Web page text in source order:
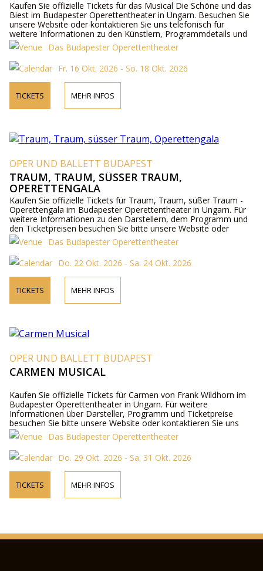
Kaufen Sie offizielle Tickets für das Musical Die Schöne und das
Biest im Budapester Operettentheater in Ungarn. Besuchen Sie
unsere Website oder kontaktieren Sie uns telefonisch für
weitere Informationen zu den Künstlern, Programmdetails und
Ticketpreisen.Das Budapester Operettentheater
Fr. 16 Okt. 2026 - So. 18 Okt. 2026
TICKETS MEHR INFOS
OPER UND BALLETT BUDAPEST
TRAUM, TRAUM, SÜSSER TRAUM,
OPERETTENGALA
Kaufen Sie offizielle Tickets für Traum, Traum, süßer Traum -
Operettengala im Budapester Operettentheater in Ungarn. Für
weitere Informationen zu den Darstellern, dem Programm und
den Ticketpreisen besuchen Sie bitte unsere Website oder
kontaktieren Sie uns telefonisch.
Das Budapester Operettentheater
Do. 22 Okt. 2026 - Sa. 24 Okt. 2026
TICKETS MEHR INFOS
OPER UND BALLETT BUDAPEST
CARMEN MUSICAL
Kaufen Sie offizielle Tickets für Carmen von Frank Wildhorn im
Budapester Operettentheater in Ungarn. Für weitere
Informationen über Darsteller, Programm und Ticketpreise
besuchen Sie bitte unsere Website oder kontaktieren Sie uns
telefonisch.Das Budapester Operettentheater
Do. 29 Okt. 2026 - Sa. 31 Okt. 2026
TICKETS MEHR INFOS